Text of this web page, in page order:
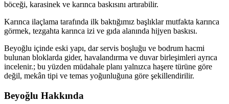
böceği, karasinek ve karınca baskısını artırabilir.
Karınca ilaçlama tarafında ilk baktığımız başlıklar mutfakta karınca
görmek, tezgahta karınca izi ve gıda alanında hijyen baskısı.
Beyoğlu içinde eski yapı, dar servis boşluğu ve bodrum hacmi
bulunan bloklarda gider, havalandırma ve duvar birleşimleri ayrıca
incelenir.; bu yüzden müdahale planı yalnızca haşere türüne göre
değil, mekân tipi ve temas yoğunluğuna göre şekillendirilir.
Beyoğlu Hakkında